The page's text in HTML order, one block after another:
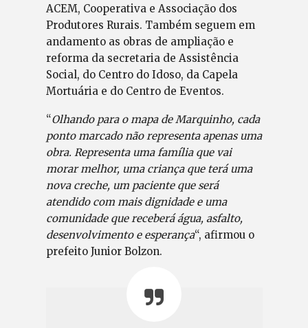
ACEM, Cooperativa e Associação dos
Produtores Rurais. Também seguem em
andamento as obras de ampliação e
reforma da secretaria de Assistência
Social, do Centro do Idoso, da Capela
Mortuária e do Centro de Eventos.
“Olhando para o mapa de Marquinho, cada
ponto marcado não representa apenas uma
obra. Representa uma família que vai
morar melhor, uma criança que terá uma
nova creche, um paciente que será
atendido com mais dignidade e uma
comunidade que receberá água, asfalto,
desenvolvimento e esperança“, afirmou o
prefeito Junior Bolzon.